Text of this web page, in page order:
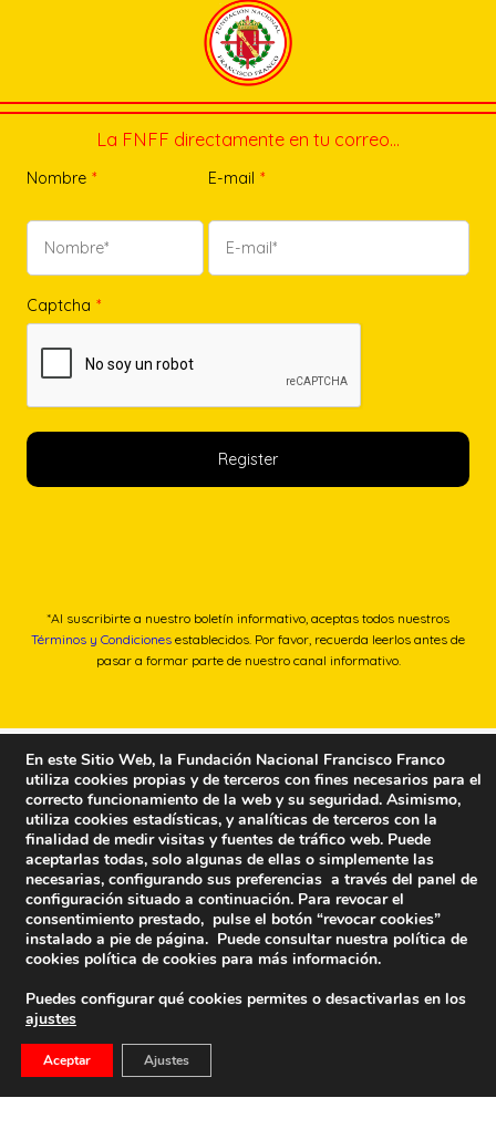
La FNFF directamente en tu correo…
Nombre * E-mail *
Captcha *
*Al suscribirte a nuestro boletín informativo, aceptas todos nuestros
Términos y Condiciones establecidos. Por favor, recuerda leerlos antes de
pasar a formar parte de nuestro canal informativo.
Fundación Nacional Francisco Franco
Calle Edgar Neville, 1 -1º Izq
En este Sitio Web, la Fundación Nacional Francisco Franco
utiliza cookies propias y de terceros con fines necesarios para el
correcto funcionamiento de la web y su seguridad. Asimismo,
utiliza cookies estadísticas, y analíticas de terceros con la
finalidad de medir visitas y fuentes de tráfico web. Puede
aceptarlas todas, solo algunas de ellas o simplemente las
necesarias, configurando sus preferencias a través del panel de
configuración situado a continuación. Para revocar el
consentimiento prestado, pulse el botón “revocar cookies”
instalado a pie de página. Puede consultar nuestra política de
cookies política de cookies para más información.
Puedes configurar qué cookies permites o desactivarlas en los
ajustes
Aceptar Ajustes